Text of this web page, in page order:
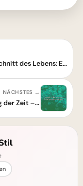
Jugend ist der mutigste Abschnitt des Lebens: Entdecke deine innere Kraft
NÄCHSTES →
Jugend: Die schönste Verschwendung der Zeit – Ein tiefsinniges Zitat